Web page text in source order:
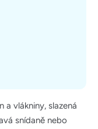
a vlákniny, slazená
snídaně nebo